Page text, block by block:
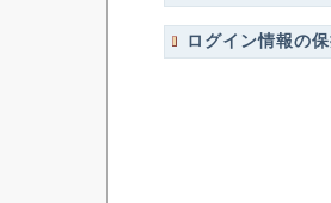
ログイン情報の